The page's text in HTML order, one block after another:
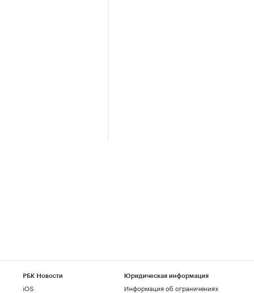
РБК Новости
iOS
Юридическая информация
Информация об ограничениях